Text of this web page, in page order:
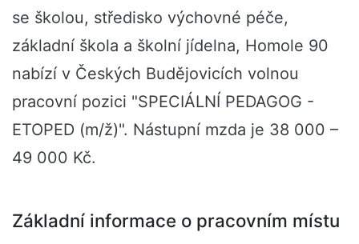
se školou, středisko výchovné péče,
základní škola a školní jídelna, Homole 90
nabízí v Českých Budějovicích volnou
pracovní pozici "SPECIÁLNÍ PEDAGOG -
ETOPED (m/ž)". Nástupní mzda je 38 000 –
49 000 Kč.
Základní informace o pracovním místu